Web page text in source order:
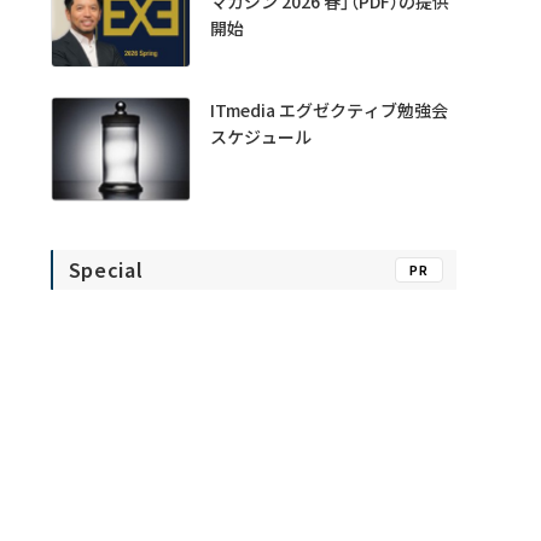
開始
ITmedia エグゼクティブ勉強会
スケジュール
Special PR